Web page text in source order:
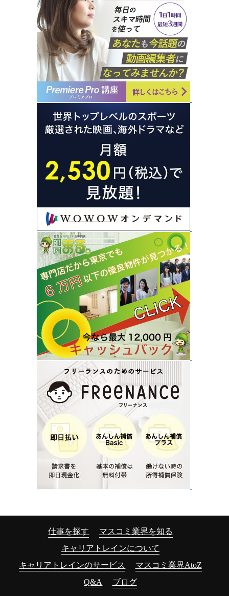
仕事を探す
マスコミ業界を知る
キャリアトレインについて
キャリアトレインのサービス
マスコミ業界AtoZ
Q&A
ブログ